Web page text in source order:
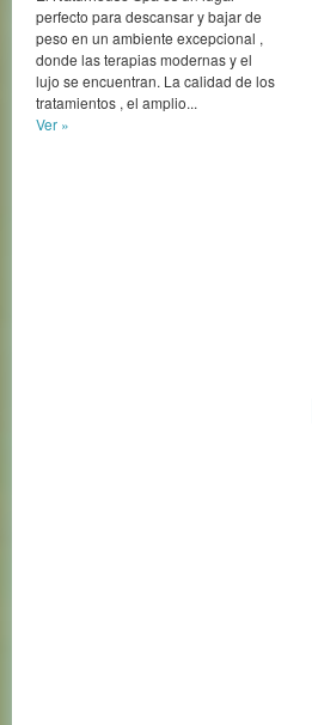
perfecto para descansar y bajar de
peso en un ambiente excepcional ,
donde las terapias modernas y el
lujo se encuentran. La calidad de los
tratamientos , el amplio...
Ver »